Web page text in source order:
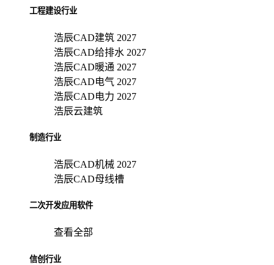
工程建设行业
浩辰CAD建筑 2027
浩辰CAD给排水 2027
浩辰CAD暖通 2027
浩辰CAD电气 2027
浩辰CAD电力 2027
浩辰云建筑
制造行业
浩辰CAD机械 2027
浩辰CAD母线槽
二次开发应用软件
查看全部
信创行业